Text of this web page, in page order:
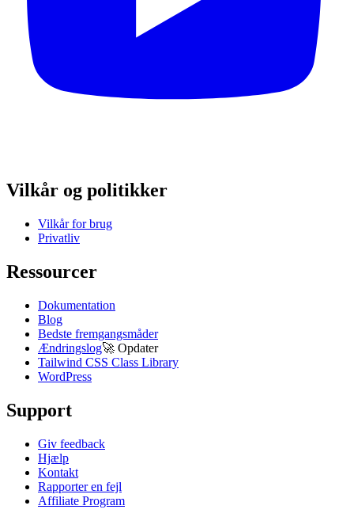
Vilkår og politikker
Vilkår for brug
Privatliv
Ressourcer
Dokumentation
Blog
Bedste fremgangsmåder
Ændringslog🚀 Opdater
Tailwind CSS Class Library
WordPress
Support
Giv feedback
Hjælp
Kontakt
Rapporter en fejl
Affiliate Program